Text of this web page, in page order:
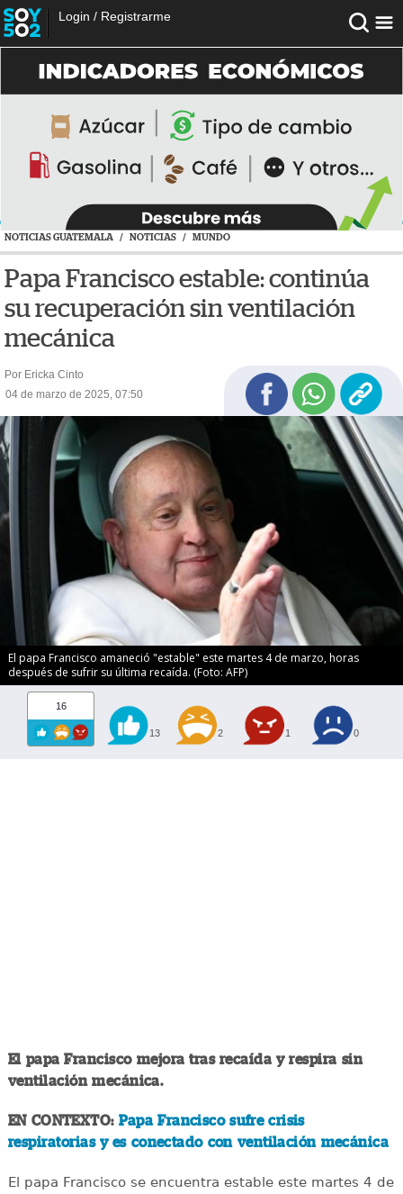
Login / Registrarme
NOTICIAS GUATEMALA / NOTICIAS / MUNDO
Papa Francisco estable: continúa
su recuperación sin ventilación
mecánica
Por Ericka Cinto
04 de marzo de 2025, 07:50
El papa Francisco amaneció "estable" este martes 4 de marzo, horas
después de sufrir su última recaída. (Foto: AFP)
16
13 2 1 0
El papa Francisco mejora tras recaída y respira sin
ventilación mecánica.
EN CONTEXTO: Papa Francisco sufre crisis
respiratorias y es conectado con ventilación mecánica
El papa Francisco se encuentra estable este martes 4 de